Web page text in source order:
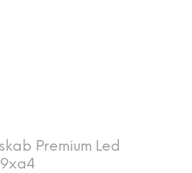
Premium Led